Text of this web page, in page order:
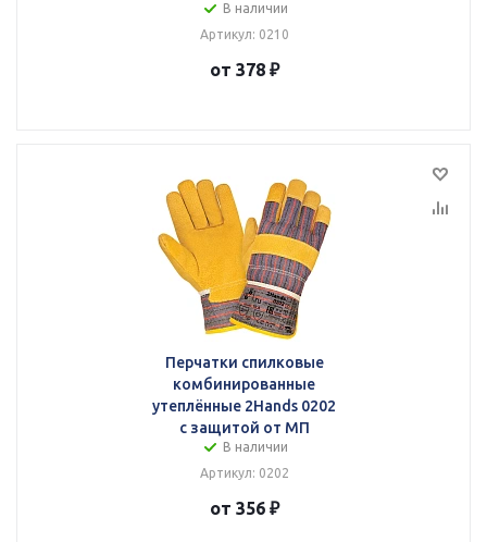
В наличии
Артикул: 0210
от 378 ₽
Перчатки спилковые
комбинированные
утеплённые 2Hands 0202
с защитой от МП
В наличии
Артикул: 0202
от 356 ₽